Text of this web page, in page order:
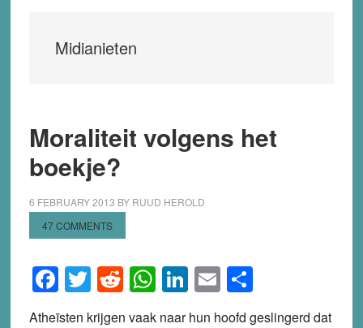
Midianieten
Moraliteit volgens het
boekje?
6 FEBRUARY 2013 BY RUUD HEROLD
47 COMMENTS
Facebook
Twitter
Reddit
WhatsApp
LinkedIn
EmailShare
Atheïsten krijgen vaak naar hun hoofd geslingerd dat